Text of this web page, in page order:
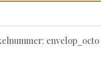
envelop_octo